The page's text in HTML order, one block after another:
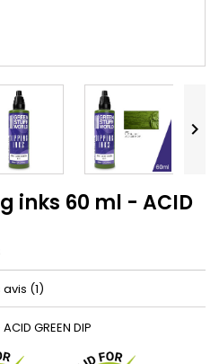

inks 60 ml - ACID
avis (1)
GREEN DIP